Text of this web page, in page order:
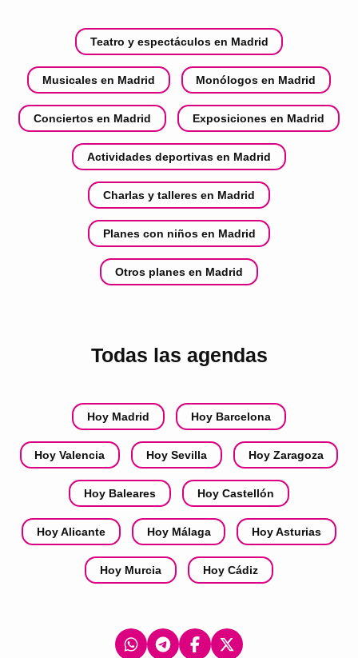
Teatro y espectáculos en Madrid
Musicales en Madrid Monólogos en Madrid
Conciertos en Madrid Exposiciones en Madrid
Actividades deportivas en Madrid
Charlas y talleres en Madrid
Planes con niños en Madrid
Otros planes en Madrid
Todas las agendas
Hoy Madrid Hoy Barcelona
Hoy Valencia Hoy Sevilla Hoy Zaragoza
Hoy Baleares Hoy Castellón
Hoy Alicante Hoy Málaga Hoy Asturias
Hoy Murcia Hoy Cádiz